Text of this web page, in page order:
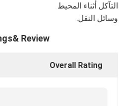
التآكل أثناء المحيط
وسائل النقل.
Review
Overall Rating